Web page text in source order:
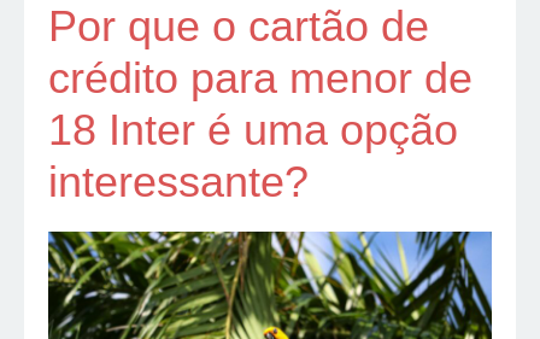
Por que o cartão de
crédito para menor de
18 Inter é uma opção
interessante?